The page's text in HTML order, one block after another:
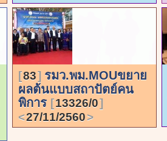
83
รมว.พม.MOUขยาย
ผลต้นแบบสถาปัตย์คน
พิการ
13326/0
27/11/2560